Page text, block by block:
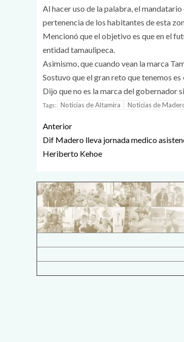
Al hacer uso de la palabra, el
pertenencia de los habitantes de esta
Mencionó que el objetivo es que en el
entidad tamaulipeca.
Asimismo, que cuando vean la marca
Sostuvo que el gran reto que tenemos
Dijo que no es la marca del gobernador
Tags: Noticias de Altamira Noticias de
Anterior
Dif Madero lleva jornada medico
Heriberto Kehoe